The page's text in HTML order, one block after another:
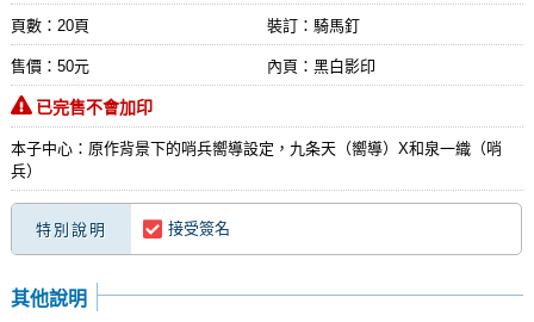
頁數：20頁 裝訂：騎馬釘
售價：50元 內頁：黑白影印
已完售不會加印
本子中心：原作背景下的哨兵嚮導設定，九条天（嚮導）X和泉一織（哨
兵）
特別說明 接受簽名
其他說明